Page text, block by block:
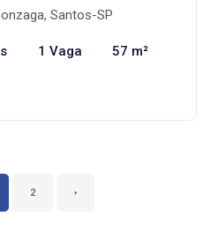
Santos-SP
1 Vaga 57 m²
2 ›